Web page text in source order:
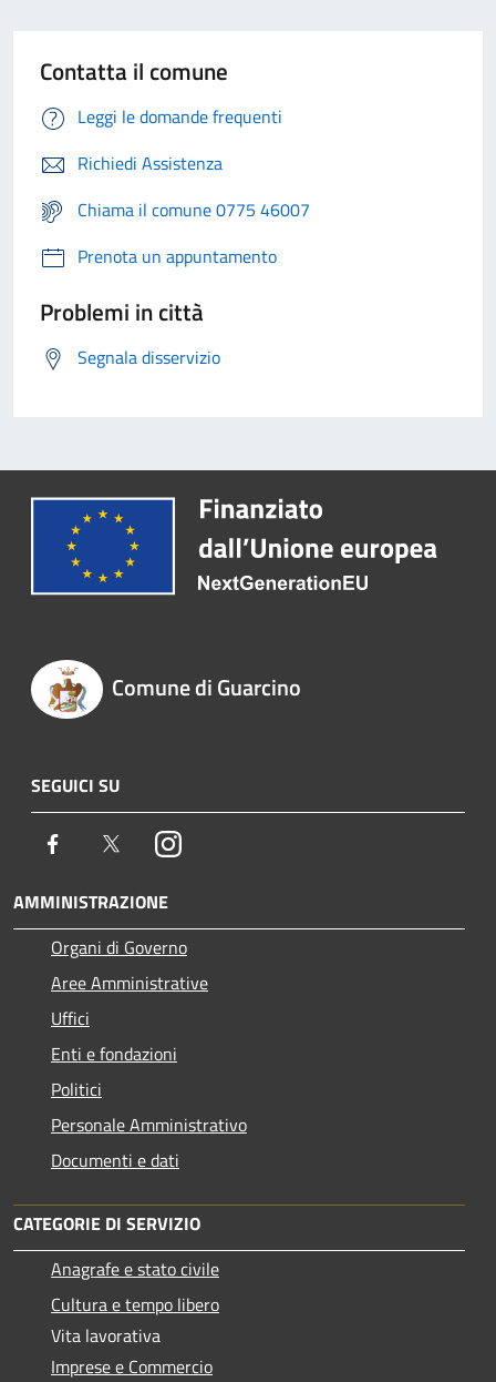
Contatta il comune
Leggi le domande frequenti
Richiedi Assistenza
Chiama il comune 0775 46007
Prenota un appuntamento
Problemi in città
Segnala disservizio
Comune di Guarcino
SEGUICI SU
Facebook TwitterInstagram
AMMINISTRAZIONE
Organi di Governo
Aree Amministrative
Uffici
Enti e fondazioni
Politici
Personale Amministrativo
Documenti e dati
CATEGORIE DI SERVIZIO
Anagrafe e stato civile
Cultura e tempo libero
Vita lavorativa
Imprese e Commercio